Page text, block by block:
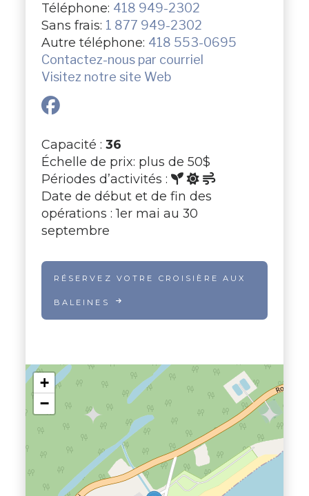
Téléphone: 418 949-2302
Sans frais: 1 877 949-2302
Autre téléphone: 418 553-0695
Contactez-nous par courriel
Visitez notre site Web
Capacité : 36
Échelle de prix: plus de 50$
Périodes d’activités :
Date de début et de fin des
opérations : 1er mai au 30
septembre
RÉSERVEZ VOTRE CROISIÈRE AUX
BALEINES
+
−